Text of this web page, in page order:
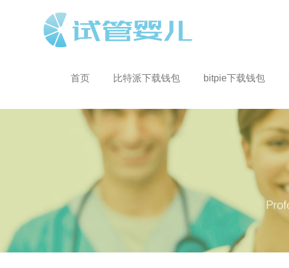
首页 比特派下载钱包 bitpie下载钱包